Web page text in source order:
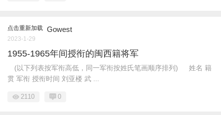
点击重新加载 Gowest
2023-1-29
1955-1965年间授衔的闽西籍将军
(以下列表按军衔高低，同一军衔按姓氏笔画顺序排列) 姓名 籍
贯 军衔 授衔时间 刘亚楼 武 ...
2110 0